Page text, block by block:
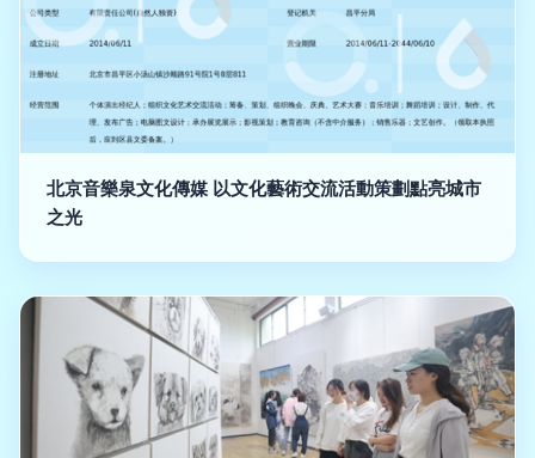
北京音樂泉文化傳媒 以文化藝術交流活動策劃點亮城市
之光